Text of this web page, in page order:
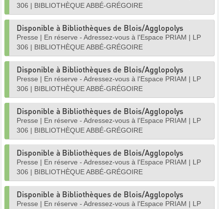
306 | BIBLIOTHÈQUE ABBÉ-GRÉGOIRE
Disponible à Bibliothèques de Blois/Agglopolys
Presse | En réserve - Adressez-vous à l'Espace PRIAM | LP
306 | BIBLIOTHÈQUE ABBÉ-GRÉGOIRE
Disponible à Bibliothèques de Blois/Agglopolys
Presse | En réserve - Adressez-vous à l'Espace PRIAM | LP
306 | BIBLIOTHÈQUE ABBÉ-GRÉGOIRE
Disponible à Bibliothèques de Blois/Agglopolys
Presse | En réserve - Adressez-vous à l'Espace PRIAM | LP
306 | BIBLIOTHÈQUE ABBÉ-GRÉGOIRE
Disponible à Bibliothèques de Blois/Agglopolys
Presse | En réserve - Adressez-vous à l'Espace PRIAM | LP
306 | BIBLIOTHÈQUE ABBÉ-GRÉGOIRE
Disponible à Bibliothèques de Blois/Agglopolys
Presse | En réserve - Adressez-vous à l'Espace PRIAM | LP